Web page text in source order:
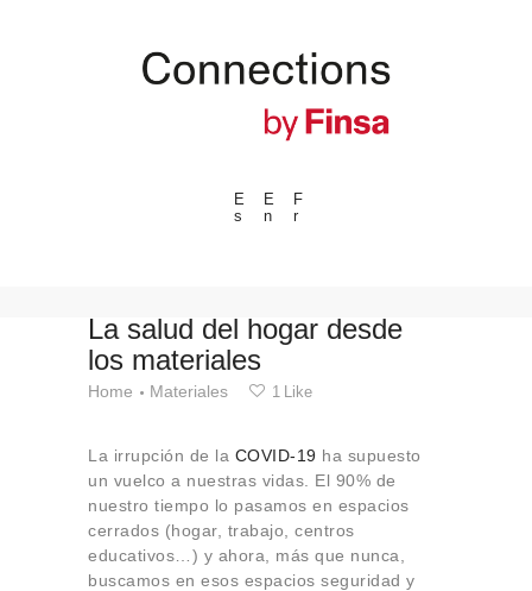
E
s
E
n
F
r
---ENLACES---
Eventos
Espacios
Materiales
Conexión con
Colaboraciones
Sobre Connections
by Finsa
La salud del hogar desde
los materiales
Home Materiales 1 Like
La irrupción de la COVID-19 ha supuesto
un vuelco a nuestras vidas. El 90% de
nuestro tiempo lo pasamos en espacios
cerrados (hogar, trabajo, centros
educativos…) y ahora, más que nunca,
buscamos en esos espacios seguridad y